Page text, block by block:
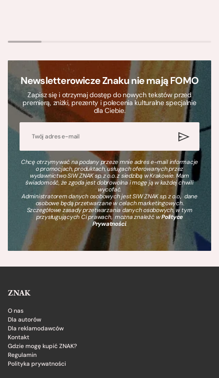
Newsletterowicze Znaku nie mają FOMO
Zapisz się i otrzymaj dostęp do nowych tekstów przed
premierą, zniżki, prezenty i polecenia kulturalne specjalnie
dla Ciebie.
Chcę otrzymywać na podany przeze mnie adres e-mail informacje
o promocjach, produktach, usługach oferowanych przez
wydawnictwo SIW ZNAK sp. z o.o. z siedzibą w Krakowie. Mam
świadomość, że zgoda jest dobrowolna i mogę ją w każdej chwili
wycofać.
Administratorem danych osobowych jest SIW ZNAK sp. z o.o., dane
osobowe będą przetwarzane w celach marketingowych.
Szczegółowe zasady przetwarzania danych osobowych, w tym
przysługujących Ci prawach, można znaleźć wPolityce
Prywatności.
ZNAK
O nas
Dla autorów
Dla reklamodawców
Kontakt
Gdzie mogę kupić ZNAK?
Regulamin
Polityka prywatności